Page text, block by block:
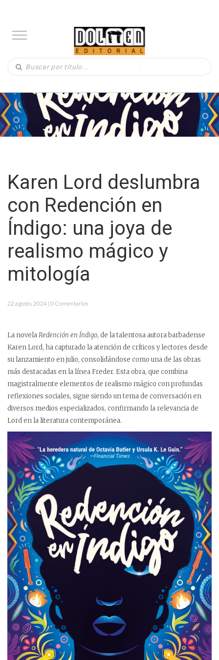
Karen Lord deslumbra
con Redención en
Índigo: una joya de
realismo mágico y
mitología
22 agosto, 2024 | 0 Comentarios
La novelaRedención en Índigo, de la talentosa autora barbadense
Karen Lord, ha capturado la atención de críticos y lectores desde
su lanzamiento en julio, consolidándose como una de las obras
más destacadas en la línea Freder. Esta obra, que combina
magistralmente elementos de realismo mágico con profundas
reflexiones sociales, sigue siendo un tema de conversación en
diversos medios especializados, confirmando la relevancia de
Lord en la literatura contemporánea.